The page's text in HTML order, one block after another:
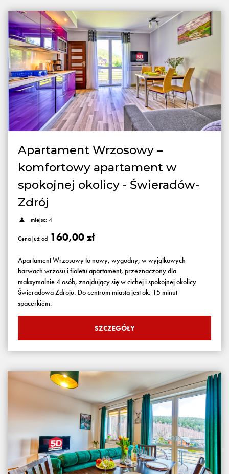
Apartament Wrzosowy –
komfortowy apartament w
spokojnej okolicy - Świeradów-
Zdrój
miejsc: 4
Cena już od 160,00 zł
Apartament Wrzosowy to nowy, wygodny, w wyjątkowych
barwach wrzosu i fioletu apartament, przeznaczony dla
maksymalnie 4 osób, znajdujący się w cichej i spokojnej okolicy
Świeradowa Zdroju. Do centrum miasta jest ok. 15 minut
spacerkiem.
SZCZEGÓŁY